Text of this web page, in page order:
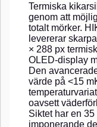
Termiska
genom att
totalt mörker.
levererar
× 288 px
OLED-display
Den
värde på <15
oavsett
Siktet har en
imponerande